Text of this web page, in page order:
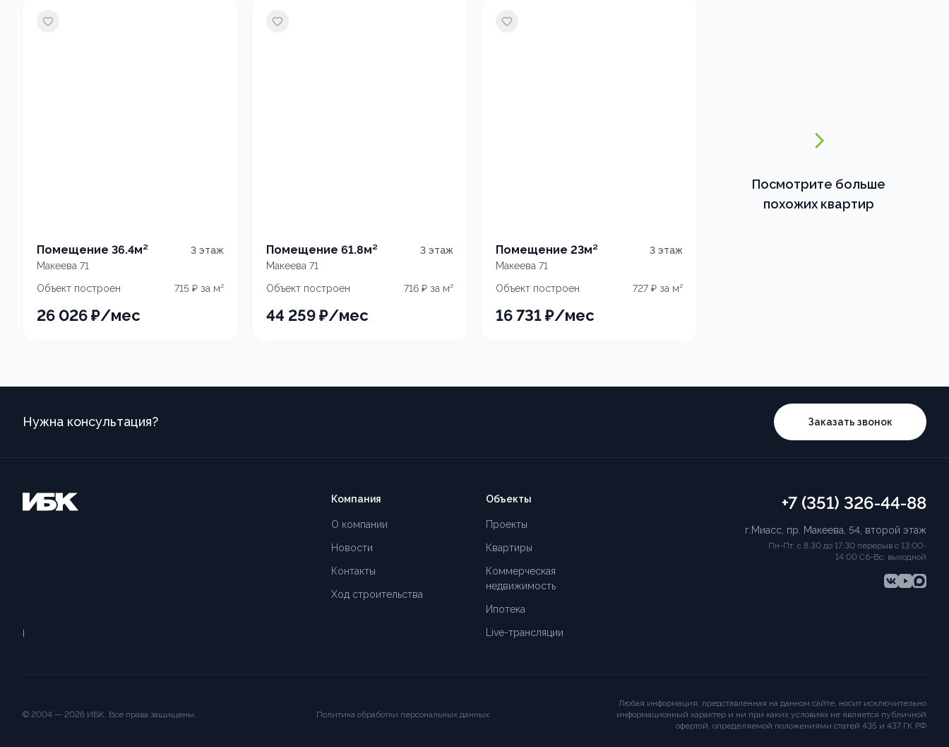
Помещение 36.4м² 3 этаж
Макеева 71
Объект построен
715 ₽ за м²
26 026₽/мес
Помещение 61.8м² 3 этаж
Макеева 71
Объект построен
716 ₽ за м²
44 259₽/мес
Помещение 23м² 3 этаж
Макеева 71
Объект построен
727 ₽ за м²
16 731₽/мес
Посмотрите больше
похожих квартир
Нужна консультация? Заказать звонок
Компания
О компании
Новости
Контакты
Ход строительства
Объекты
Проекты
Квартиры
Коммерческая
недвижимость
Ипотека
Live-трансляции
+7 (351) 326-44-88
г.Миасс, пр. Макеева, 54, второй этаж
Пн-Пт: с 8.30 до 17:30 перерыв с 13:00-
14:00 Сб-Вс: выходной
© 2004 — 2026 ИБК. Все права защищены. Политика обработки персональных данных
Любая информация, представленная на данном сайте, носит исключительно
информационный характер и ни при каких условиях не является публичной
офертой, определяемой положениями статей 435 и 437 ГК РФ